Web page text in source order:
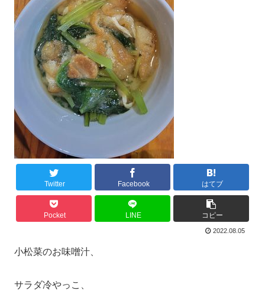
Twitter Facebook はてブ
Pocket LINE コピー
2022.08.05
小松菜のお味噌汁、
サラダ冷やっこ、